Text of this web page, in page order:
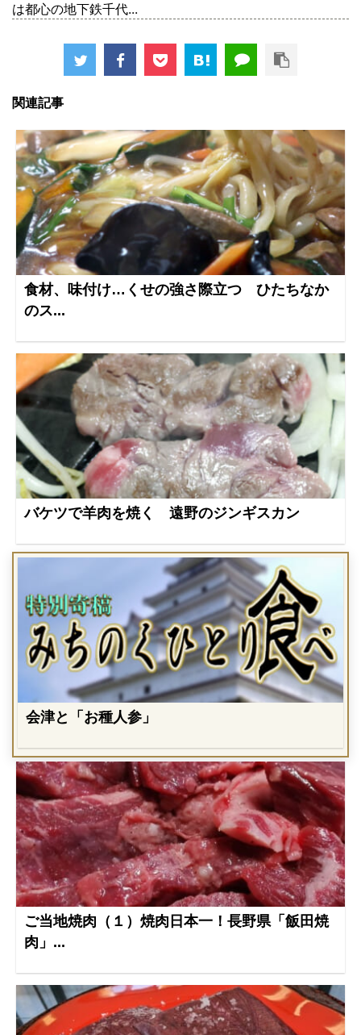
は都心の地下鉄千代...
関連記事
食材、味付け…くせの強さ際立つ ひたちなか
のス...
バケツで羊肉を焼く 遠野のジンギスカン
会津と「お種人参」
ご当地焼肉（１）焼肉日本一！長野県「飯田焼
肉」...